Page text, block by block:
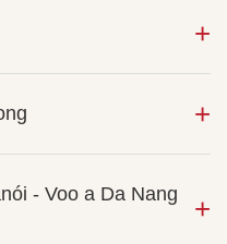
- Voo a Da Nang